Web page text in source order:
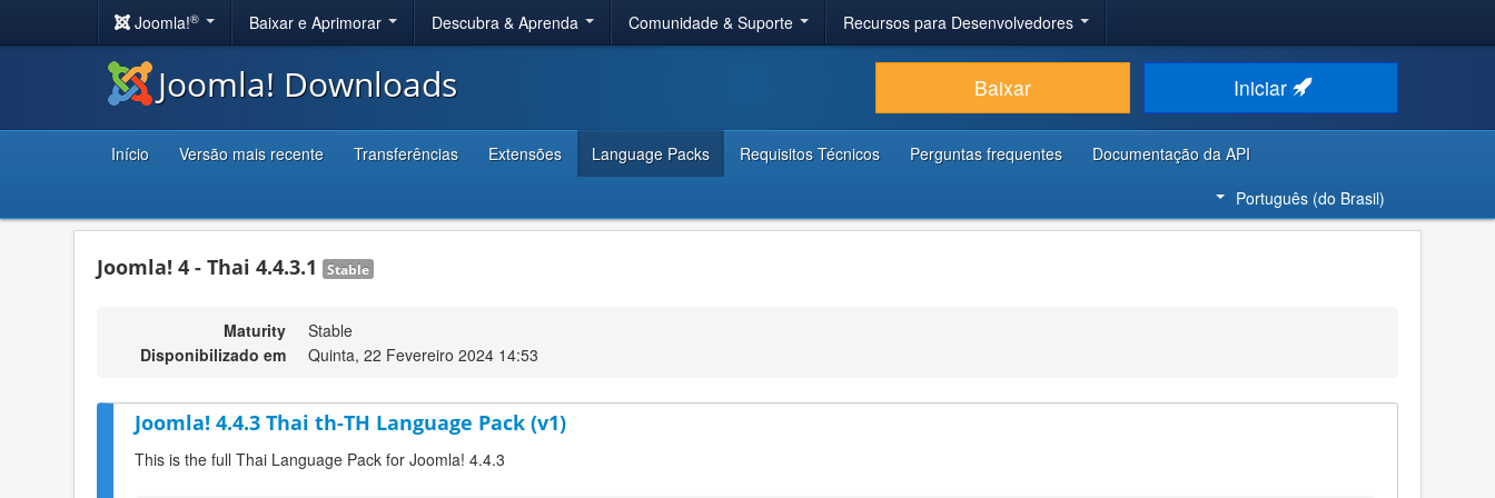
Joomla!® Baixar e Aprimorar Descubra & Aprenda Comunidade & Suporte Recursos para Desenvolvedores
Joomla! Downloads Baixar Iniciar
Início Versão mais recente Transferências Extensões Language Packs Requisitos Técnicos Perguntas frequentes
Documentação da API
Português (do Brasil)
Joomla! 4 - Thai 4.4.3.1 Stable
Maturity
Stable
Disponibilizado em
Quinta, 22 Fevereiro 2024 14:53
Joomla! 4.4.3 Thai th-TH Language Pack (v1)
This is the full Thai Language Pack for Joomla! 4.4.3